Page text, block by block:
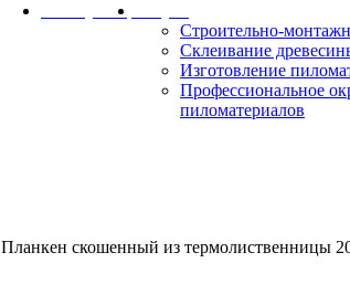
Калькулятор
Строительно-
Склеивание
Изготовление
Профессиональное
пиломатериалов
Планкен скошенный из термолиственницы